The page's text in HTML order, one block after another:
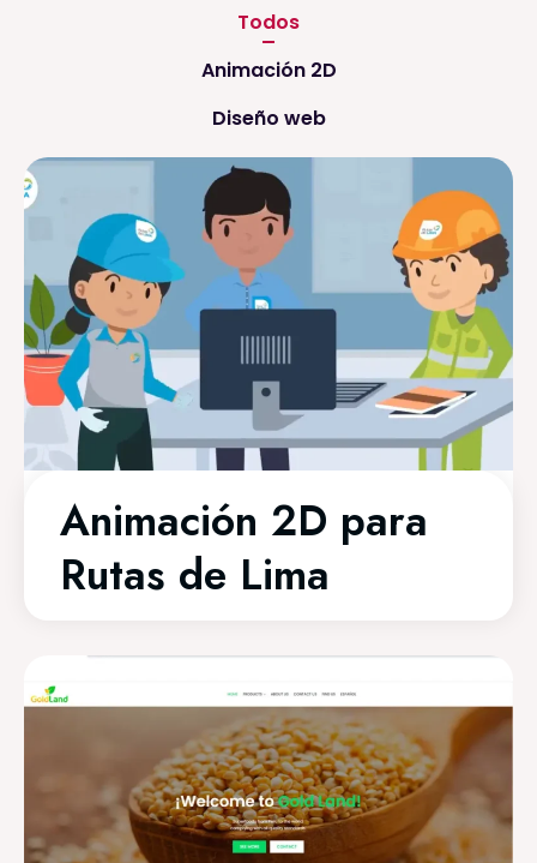
Todos
Animación 2D
Diseño web
Animación 2D para
Rutas de Lima